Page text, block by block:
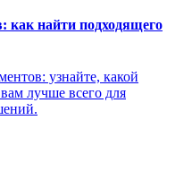
как найти подходящего
узнайте, какой
лучше всего для